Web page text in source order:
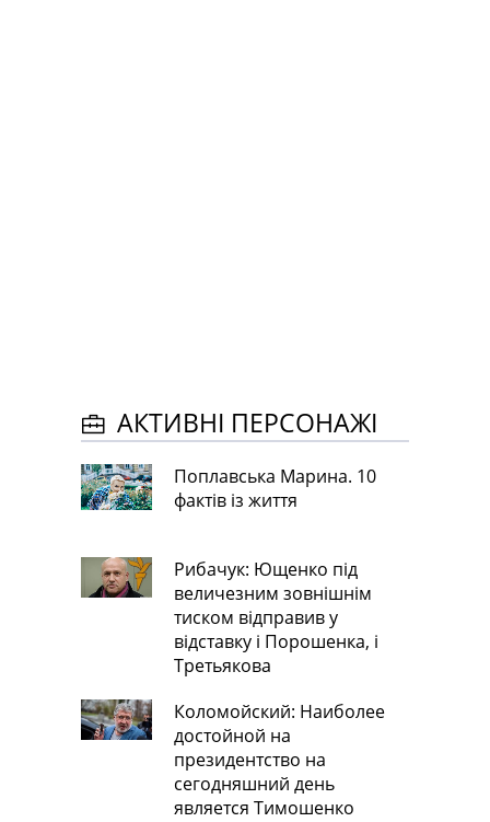
АКТИВНІ ПЕРСОНАЖІ
Поплавська Марина. 10
фактів із життя
Рибачук: Ющенко під
величезним зовнішнім
тиском відправив у
відставку і Порошенка, і
Третьякова
Коломойский: Наиболее
достойной на
президентство на
сегодняшний день
является Тимошенко